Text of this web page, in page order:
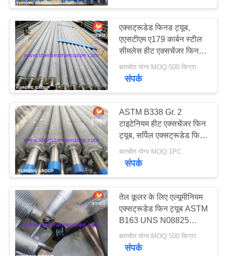
एक
उद्धरण
का
अनुरोध
करें
COMPANY
NEWS
साइटमैप
PRIVACY
POLICY
एक्सट्रूडेड फिनड ट्यूब,
एएसटीएम ए179 कार्बन स्टील
सीमलेस हीट एक्सचेंजर फिन
ट्यूब
बातचीत योग्य MOQ:500 किग्रा
संपर्क
ASTM B338 Gr. 2
टाइटेनियम हीट एक्सचेंजर फिन
ट्यूब, सर्पिल एक्सट्रूडेड फिन
ट्यूब
बातचीत योग्य MOQ:1PC
संपर्क
तेल कूलर के लिए एल्यूमीनियम
एक्सट्रूडेड फिन ट्यूब ASTM
B163 UNS N08825
निकेल मिश्र धातु ट्यूब
बातचीत योग्य MOQ:500 किग्रा
संपर्क